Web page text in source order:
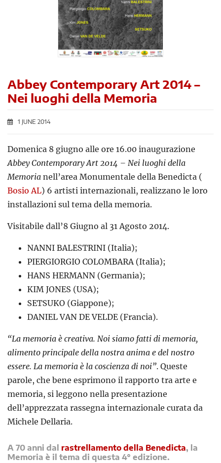
Abbey Contemporary Art 2014 –
Nei luoghi della Memoria
1 JUNE 2014
Domenica 8 giugno alle ore 16.00 inaugurazione
Abbey Contemporary Art 2014 – Nei luoghi della
Memoria nell’area Monumentale della Benedicta (
Bosio AL) 6 artisti internazionali, realizzano le loro
installazioni sul tema della memoria.
Visitabile dall’8 Giugno al 31 Agosto 2014.
NANNI BALESTRINI (Italia);
PIERGIORGIO COLOMBARA (Italia);
HANS HERMANN (Germania);
KIM JONES (USA);
SETSUKO (Giappone);
DANIEL VAN DE VELDE (Francia).
“La memoria è creativa. Noi siamo fatti di memoria,
alimento principale della nostra anima e del nostro
essere. La memoria è la coscienza di noi”. Queste
parole, che bene esprimono il rapporto tra arte e
memoria, si leggono nella presentazione
dell’apprezzata rassegna internazionale curata da
Michele Dellaria.
A 70 anni dal rastrellamento della Benedicta, la
Memoria è il tema di questa 4° edizione.